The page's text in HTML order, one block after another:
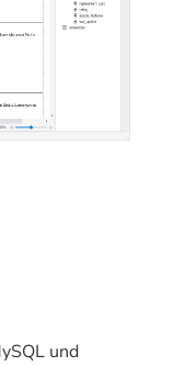
und